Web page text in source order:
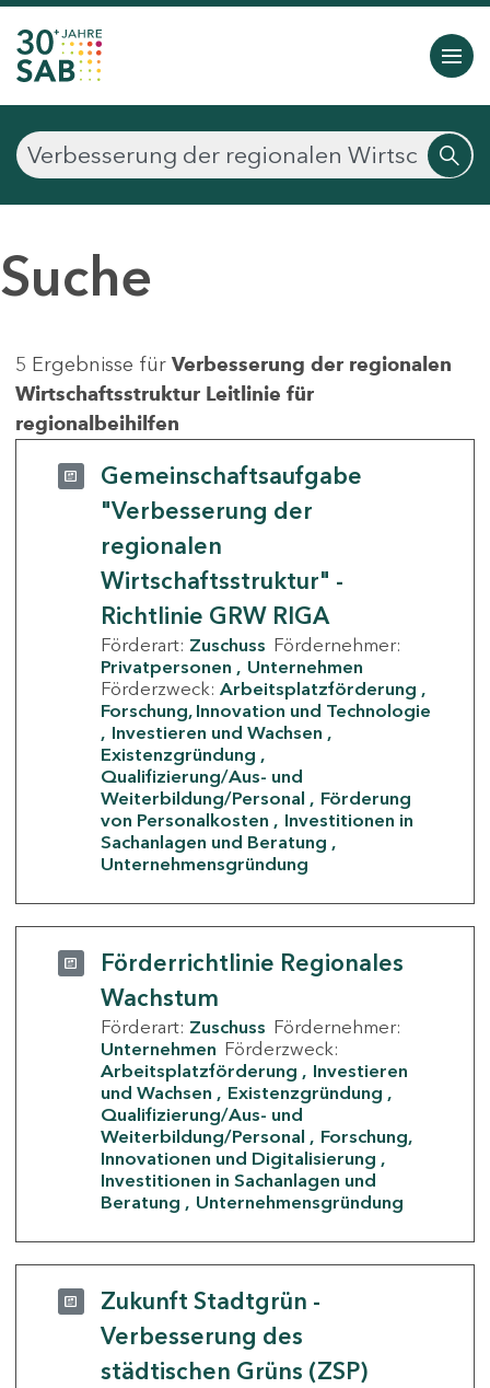
Suche
5 Ergebnisse für Verbesserung der regionalen
Wirtschaftsstruktur Leitlinie für
regionalbeihilfen
Gemeinschaftsaufgabe
"Verbesserung der
regionalen
Wirtschaftsstruktur" -
Richtlinie GRW RIGA
Förderart: Zuschuss Fördernehmer:
Privatpersonen
Unternehmen
Förderzweck: Arbeitsplatzförderung
Forschung, Innovation und Technologie
Investieren und Wachsen
Existenzgründung
Qualifizierung/Aus- und
Weiterbildung/Personal
Förderung
von Personalkosten
Investitionen in
Sachanlagen und Beratung
Unternehmensgründung
Förderrichtlinie Regionales
Wachstum
Förderart: Zuschuss Fördernehmer:
Unternehmen Förderzweck:
Arbeitsplatzförderung
Investieren
und Wachsen
Existenzgründung
Qualifizierung/Aus- und
Weiterbildung/Personal
Forschung,
Innovationen und Digitalisierung
Investitionen in Sachanlagen und
Beratung
Unternehmensgründung
Zukunft Stadtgrün -
Verbesserung des
städtischen Grüns (ZSP)